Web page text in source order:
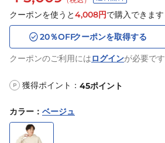
クーポンを使うと4,008円で購入できます
20％OFFクーポンを取得する
クーポンのご利用にはログインが必要です
P 獲得ポイント： 45ポイント
カラー ： ベージュ